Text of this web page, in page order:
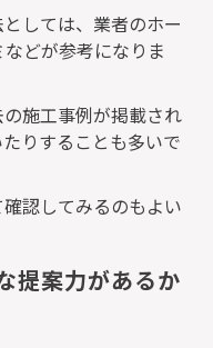
しては、業者のホー
どが参考になりま
施工事例が掲載され
りすることも多いで
認してみるのもよい
提案力があるか